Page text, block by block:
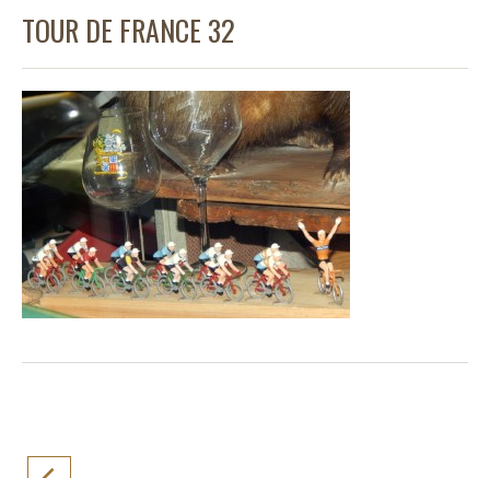
TOUR DE FRANCE 32